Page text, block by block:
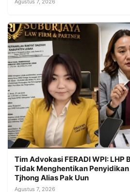
Agustus 7, 2026
Tim Advokasi FERADI WPI: LHP
Tidak Menghentikan Penyidikan
Tjhong Alias Pak Uun
Agustus 7, 2026